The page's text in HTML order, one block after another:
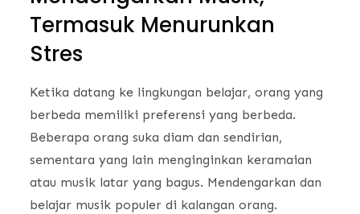
Termasuk Menurunkan
Stres
Ketika datang ke lingkungan belajar, orang yang
berbeda memiliki preferensi yang berbeda.
Beberapa orang suka diam dan sendirian,
sementara yang lain menginginkan keramaian
atau musik latar yang bagus. Mendengarkan dan
belajar musik populer di kalangan orang.